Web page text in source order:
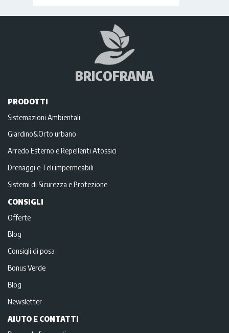
BRICOFRANA
PRODOTTI
Sistemazioni Ambientali
Giardino&Orto urbano
Arredo Esterno e Repellenti Atossici
Drenaggi e Teli impermeabili
Sistemi di Sicurezza e Protezione
CONSIGLI
Offerte
Blog
Consigli di posa
Bonus Verde
Blog
Newsletter
AIUTO E CONTATTI